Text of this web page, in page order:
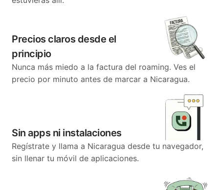
Precios claros desde el
principio
Nunca más miedo a la factura del roaming. Ves el
precio por minuto antes de marcar a Nicaragua.
Sin apps ni instalaciones
Regístrate y llama a Nicaragua desde tu navegador,
sin llenar tu móvil de aplicaciones.